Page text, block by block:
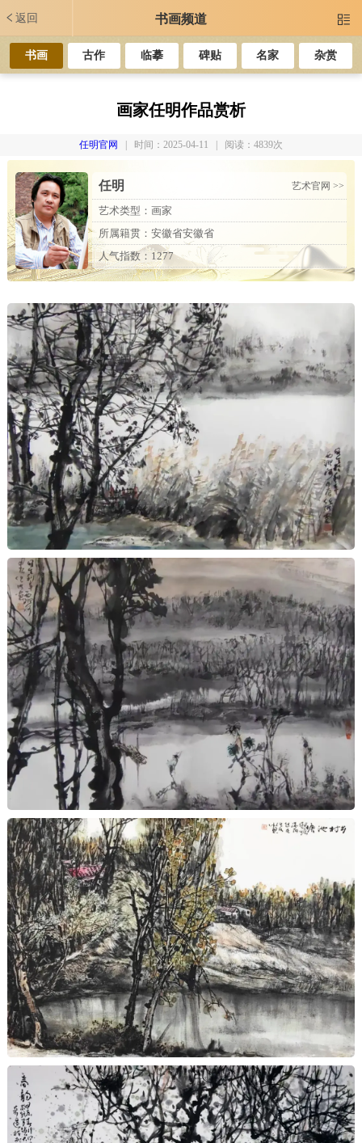
返回 书画频道 
书画 古作 临摹 碑贴 名家 杂赏
画家任明作品赏析
任明官网 | 时间：2025-04-11 | 阅读：4839次
任明 艺术官网 >>
艺术类型：画家
所属籍贯：安徽省安徽省
人气指数：1277